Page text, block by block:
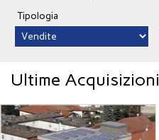
Tipologia
Ultime Acquisizioni